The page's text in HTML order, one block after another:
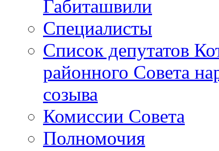
Габиташвили
Специалисты
Список депутатов
районного Совета
созыва
Комиссии Совета
Полномочия